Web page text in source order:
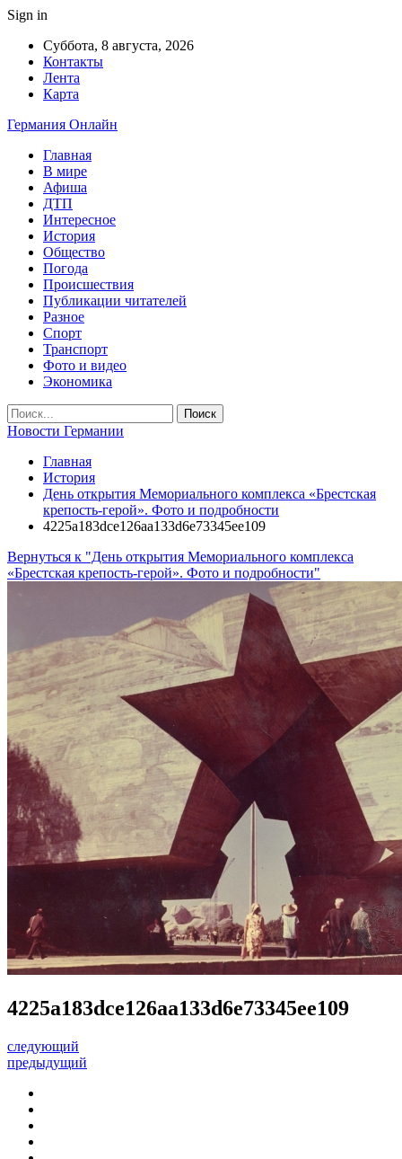
Sign in
Суббота, 8 августа, 2026
Контакты
Лента
Карта
Германия Онлайн
Главная
В мире
Афиша
ДТП
Интересное
История
Общество
Погода
Происшествия
Публикации читателей
Разное
Спорт
Транспорт
Фото и видео
Экономика
Новости Германии
Главная
История
День открытия Мемориального комплекса «Брестская
крепость-герой». Фото и подробности
4225a183dce126aa133d6e73345ee109
Вернуться к "День открытия Мемориального комплекса
«Брестская крепость-герой». Фото и подробности"
4225a183dce126aa133d6e73345ee109
следующий
предыдущий